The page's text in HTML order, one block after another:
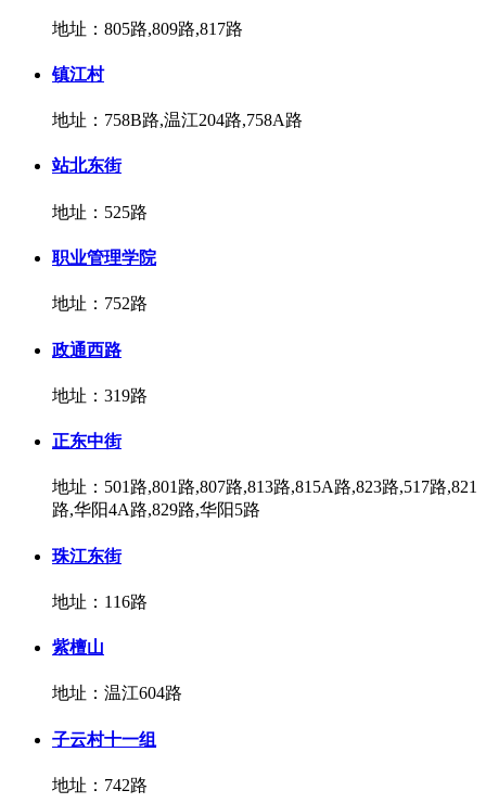
地址：805路,809路,817路
镇江村
地址：758B路,温江204路,758A路
站北东街
地址：525路
职业管理学院
地址：752路
政通西路
地址：319路
正东中街
地址：501路,801路,807路,813路,815A路,823路,517路,821
路,华阳4A路,829路,华阳5路
珠江东街
地址：116路
紫檀山
地址：温江604路
子云村十一组
地址：742路